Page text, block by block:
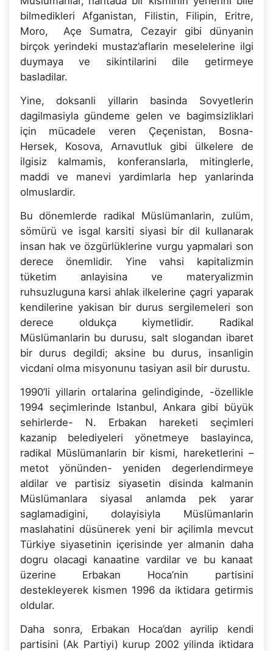
bilmedikleri Afganistan, Filistin, Filipin, Eritre,
Moro, Açe Sumatra, Cezayir gibi dünyanin
birçok yerindeki mustaz’aflarin meselelerine ilgi
duymaya ve sikintilarini dile getirmeye
basladilar.
Yine, doksanli yillarin basinda Sovyetlerin
dagilmasiyla gündeme gelen ve bagimsizliklari
için mücadele veren Çeçenistan, Bosna-
Hersek, Kosova, Arnavutluk gibi ülkelere de
ilgisiz kalmamis, konferanslarla, mitinglerle,
maddi ve manevi yardimlarla hep yanlarinda
olmuslardir.
Bu dönemlerde radikal Müslümanlarin, zulüm,
sömürü ve isgal karsiti siyasi bir dil kullanarak
insan hak ve özgürlüklerine vurgu yapmalari son
derece önemlidir. Yine vahsi kapitalizmin
tüketim anlayisina ve materyalizmin
ruhsuzluguna karsi ahlak ilkelerine çagri yaparak
kendilerine yakisan bir durus sergilemeleri son
derece oldukça kiymetlidir. Radikal
Müslümanlarin bu durusu, salt slogandan ibaret
bir durus degildi; aksine bu durus, insanligin
vicdani olma misyonunu tasiyan asil bir durustu.
1990’li yillarin ortalarina gelindiginde, -özellikle
1994 seçimlerinde Istanbul, Ankara gibi büyük
sehirlerde- N. Erbakan hareketi seçimleri
kazanip belediyeleri yönetmeye baslayinca,
radikal Müslümanlarin bir kismi, hareketlerini –
metot yönünden- yeniden degerlendirmeye
aldilar ve partisiz siyasetin disinda kalmanin
Müslümanlara siyasal anlamda pek yarar
saglamadigini, dolayisiyla Müslümanlarin
maslahatini düsünerek yeni bir açilimla mevcut
Türkiye siyasetinin içerisinde yer almanin daha
dogru olacagi kanaatine vardilar ve bu kanaat
üzerine Erbakan Hoca’nin partisini
destekleyerek kismen 1996 da iktidara getirmis
oldular.
Daha sonra, Erbakan Hoca’dan ayrilip kendi
partisini (Ak Partiyi) kurup 2002 yilinda iktidara